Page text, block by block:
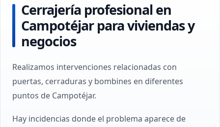
Cerrajería profesional en
Campotéjar para viviendas y
negocios
Realizamos intervenciones relacionadas con
puertas, cerraduras y bombines en diferentes
puntos de Campotéjar.
Hay incidencias donde el problema aparece de